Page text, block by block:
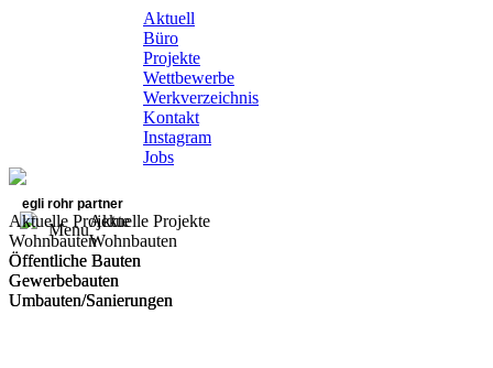
Aktuell
Büro
Projekte
Wettbewerbe
Werkverzeichnis
Kontakt
Instagram
Jobs
egli rohr partner
Menu
Aktuelle Projekte
Wohnbauten
Öffentliche Bauten
Gewerbebauten
Umbauten/Sanierungen
Aktuelle Projekte
Wohnbauten
Öffentliche Bauten
Gewerbebauten
Umbauten/Sanierungen